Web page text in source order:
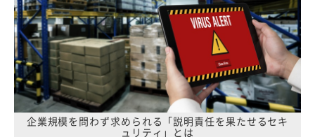
企業規模を問わず求められる「説明責任を果たせるセキ
ュリティ」とは